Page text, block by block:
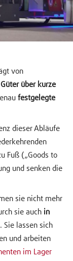
von
Güter über kurze
festgelegte
dieser Abläufe
Fuß („Goods to
und senken die
sie nicht mehr
sie auch in
Sie lassen sich
und arbeiten
im Lager